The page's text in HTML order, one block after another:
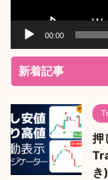
00:00
新着記事
押
き)